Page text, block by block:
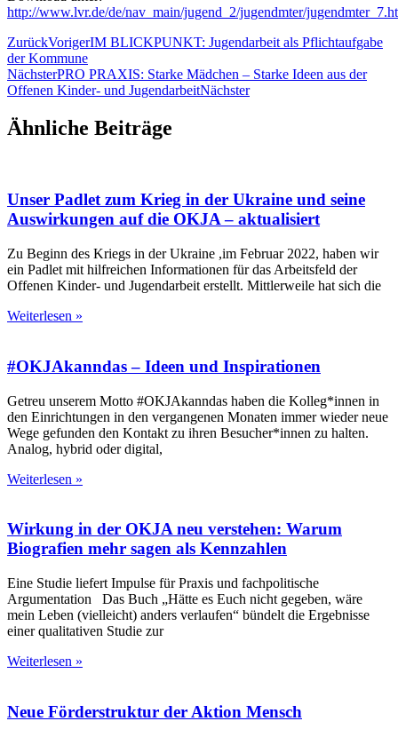
http://www.lvr.de/de/nav_main/jugend_2/jugendmter/
ZurückVorigerIM BLICKPUNKT: Jugendarbeit als Pflichtaufgabe
der Kommune
NächsterPRO PRAXIS: Starke Mädchen – Starke Ideen aus der
Offenen Kinder- und JugendarbeitNächster
Ähnliche Beiträge
Unser Padlet zum Krieg in der Ukraine und seine
Auswirkungen auf die OKJA – aktualisiert
Zu Beginn des Kriegs in der Ukraine ,im Februar 2022, haben wir
ein Padlet mit hilfreichen Informationen für das Arbeitsfeld der
Offenen Kinder- und Jugendarbeit erstellt. Mittlerweile hat sich die
Weiterlesen »
#OKJAkanndas – Ideen und Inspirationen
Getreu unserem Motto #OKJAkanndas haben die Kolleg*innen in
den Einrichtungen in den vergangenen Monaten immer wieder neue
Wege gefunden den Kontakt zu ihren Besucher*innen zu halten.
Analog, hybrid oder digital,
Weiterlesen »
Wirkung in der OKJA neu verstehen: Warum
Biografien mehr sagen als Kennzahlen
Eine Studie liefert Impulse für Praxis und fachpolitische
Argumentation Das Buch „Hätte es Euch nicht gegeben, wäre
mein Leben (vielleicht) anders verlaufen“ bündelt die Ergebnisse
einer qualitativen Studie zur
Weiterlesen »
Neue Förderstruktur der Aktion Mensch